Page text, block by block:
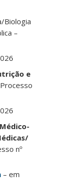
Biologia
–
e
Processo
nº
– em